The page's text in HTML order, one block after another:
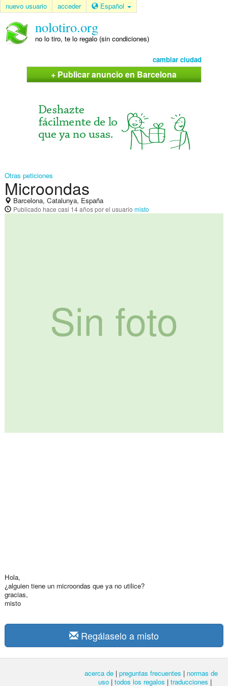
nuevo usuario acceder Español
nolotiro.org
no lo tiro, te lo regalo (sin condiciones)
cambiar ciudad
+ Publicar anuncio en Barcelona
Otras peticiones
Microondas
Barcelona, Catalunya, España
Publicado hace casi 14 añospor el usuario misto
Hola,
¿alguien tiene un microondas que ya no utilice?
gracias,
misto
Regálaselo a misto
acerca de | preguntas frecuentes | normas de
uso | todos los regalos | traducciones |